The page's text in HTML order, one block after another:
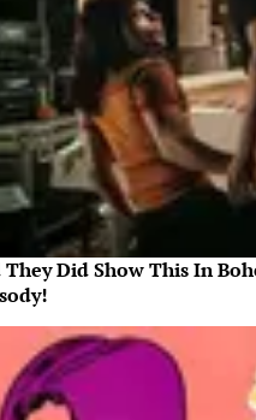
They Did Show This In